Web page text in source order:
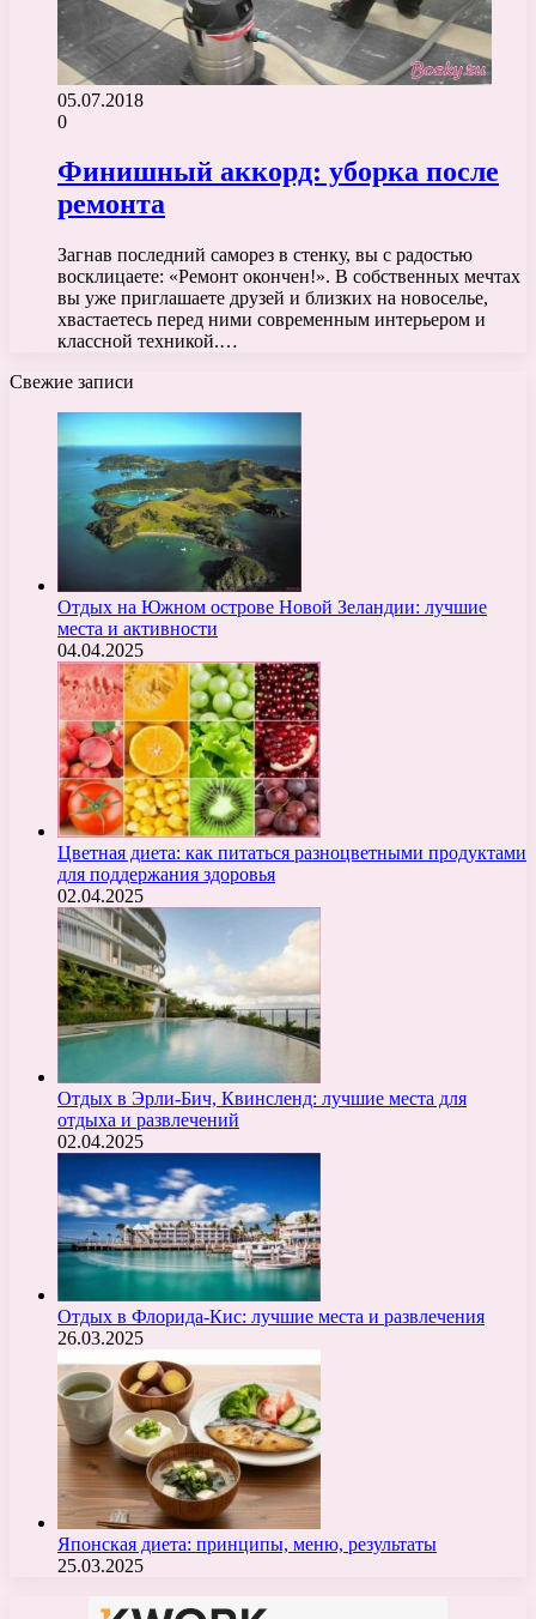
05.07.2018
0
Финишный аккорд: уборка после
ремонта
Загнав последний саморез в стенку, вы с радостью
восклицаете: «Ремонт окончен!». В собственных мечтах
вы уже приглашаете друзей и близких на новоселье,
хвастаетесь перед ними современным интерьером и
классной техникой.…
Свежие записи
Отдых на Южном острове Новой Зеландии: лучшие
места и активности
04.04.2025
Цветная диета: как питаться разноцветными продуктами
для поддержания здоровья
02.04.2025
Отдых в Эрли-Бич, Квинсленд: лучшие места для
отдыха и развлечений
02.04.2025
Отдых в Флорида-Кис: лучшие места и развлечения
26.03.2025
Японская диета: принципы, меню, результаты
25.03.2025